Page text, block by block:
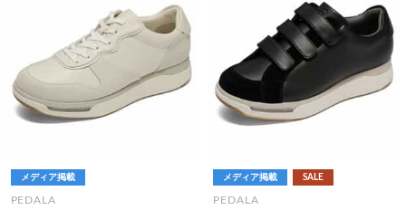
メディア掲載
PEDALA
メディア掲載 SALE
PEDALA